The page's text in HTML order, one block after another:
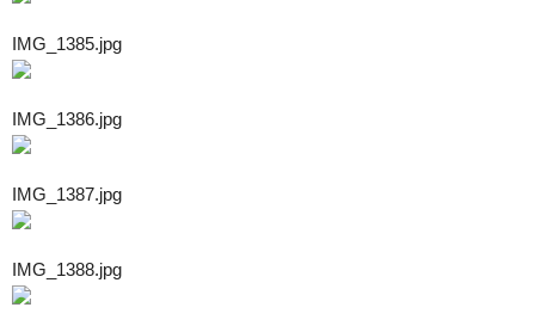
IMG_1385.jpg
IMG_1386.jpg
IMG_1387.jpg
IMG_1388.jpg